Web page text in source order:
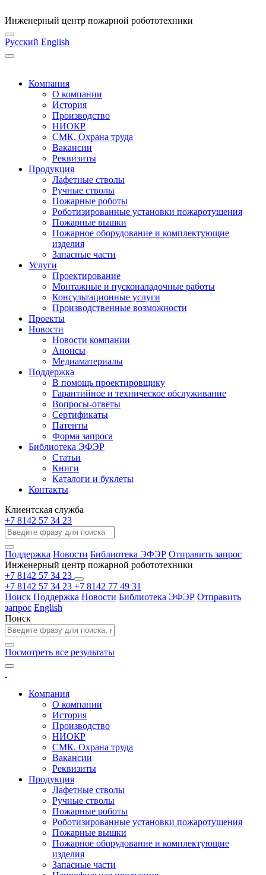
Инженерный центр пожарной робототехники
Русский English
Компания
О компании
История
Производство
НИОКР
СМК. Охрана труда
Вакансии
Реквизиты
Продукция
Лафетные стволы
Ручные стволы
Пожарные роботы
Роботизированные установки пожаротушения
Пожарные вышки
Пожарное оборудование и комплектующие
изделия
Запасные части
Услуги
Проектирование
Монтажные и пусконаладочные работы
Консультационные услуги
Производственные возможности
Проекты
Новости
Новости компании
Анонсы
Медиаматериалы
Поддержка
В помощь проектировщику
Гарантийное и техническое обслуживание
Вопросы-ответы
Сертификаты
Патенты
Форма запроса
Библиотека ЭФЭР
Статьи
Книги
Каталоги и буклеты
Контакты
Клиентская служба
+7 8142 57 34 23
Поддержка Новости Библиотека ЭФЭР Отправить запрос
Инженерный центр пожарной робототехники
+7 8142 57 34 23
+7 8142 57 34 23 +7 8142 77 49 31
Поиск Поддержка Новости Библиотека ЭФЭР Отправить
запрос English
Поиск
Посмотреть все результаты
Компания
О компании
История
Производство
НИОКР
СМК. Охрана труда
Вакансии
Реквизиты
Продукция
Лафетные стволы
Ручные стволы
Пожарные роботы
Роботизированные установки пожаротушения
Пожарные вышки
Пожарное оборудование и комплектующие
изделия
Запасные части